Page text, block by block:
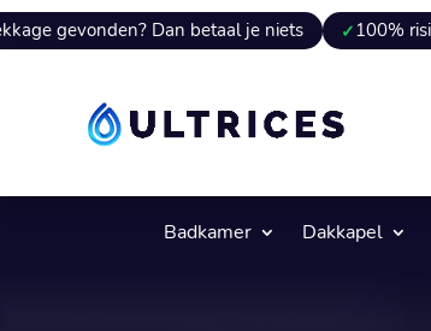
Dan betaal je niets 100% risicovrij
Badkamer Dakkapel